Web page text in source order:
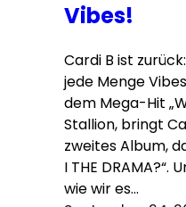
Vibes!
Cardi B ist
jede Menge
dem Mega-Hit
Stallion, bringt
zweites Album,
I THE DRAMA?“.
wie wir es…